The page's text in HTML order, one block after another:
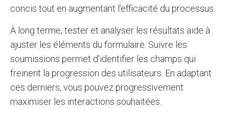
concis tout en augmentant l’efficacité du processus.
À long terme, tester et analyser les résultats aide à
ajuster les éléments du formulaire. Suivre les
soumissions permet d’identifier les champs qui
freinent la progression des utilisateurs. En adaptant
ces derniers, vous pouvez progressivement
maximiser les interactions souhaitées.